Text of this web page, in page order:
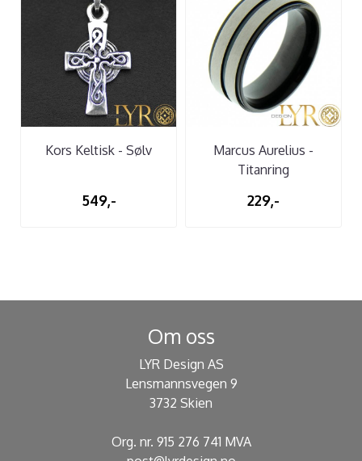
Kors Keltisk - Sølv
549,-
Marcus Aurelius -
Titanring
229,-
Om oss
LYR Design AS
Lensmannsvegen 9
3732 Skien
Org. nr. 915 276 741 MVA